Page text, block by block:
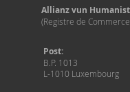
Allianz vun
(Registre de
Post:
B.P. 1013
L-1010 Luxembourg